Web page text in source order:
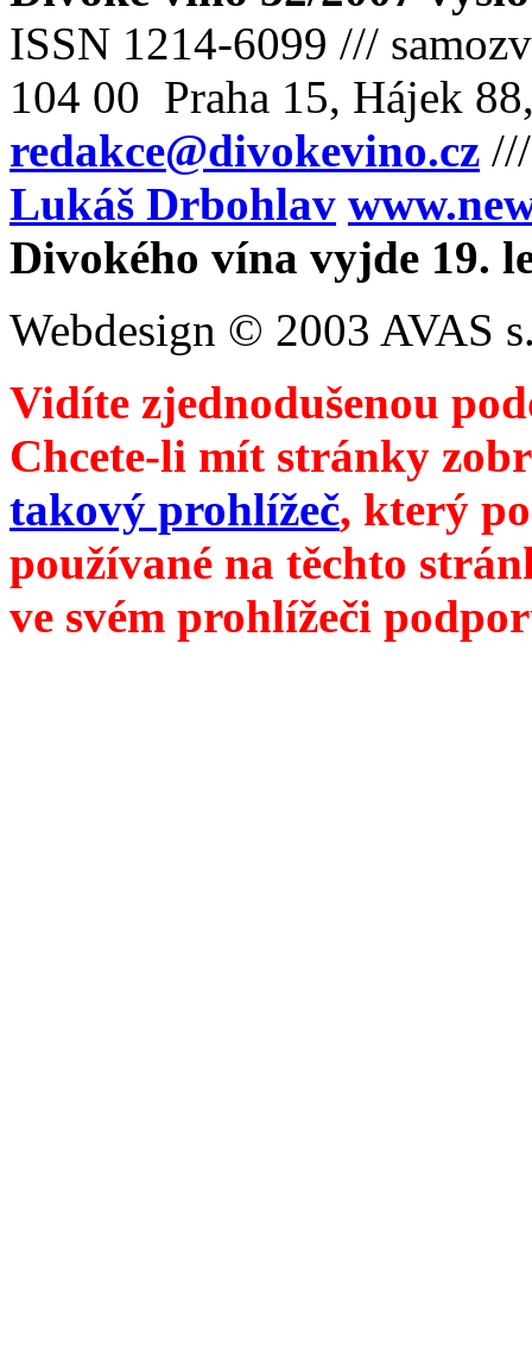
ISSN 1214-6099 ///
104 00 Praha 15, Hájek
redakce@divokevino.cz
Lukáš Drbohlav
Divokého vína vyjde 19.
Webdesign © 2003 AVAS
Vidíte zjednodušenou
Chcete-li mít stránky
takový prohlížeč, který
používané na těchto
ve svém prohlížeči